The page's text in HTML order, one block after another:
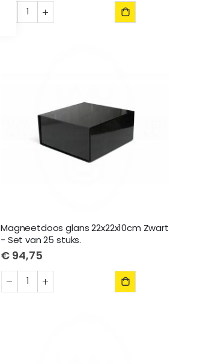
Magneetdoos glans 22x22x10cm Zwart
- Set van 25 stuks.
€ 94,75